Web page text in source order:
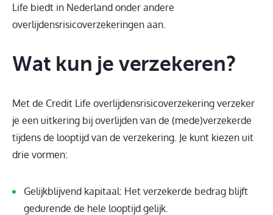
Life biedt in Nederland onder andere
overlijdensrisicoverzekeringen aan.
Wat kun je verzekeren?
Met de Credit Life overlijdensrisicoverzekering verzeker
je een uitkering bij overlijden van de (mede)verzekerde
tijdens de looptijd van de verzekering. Je kunt kiezen uit
drie vormen:
Gelijkblijvend kapitaal: Het verzekerde bedrag blijft
gedurende de hele looptijd gelijk.